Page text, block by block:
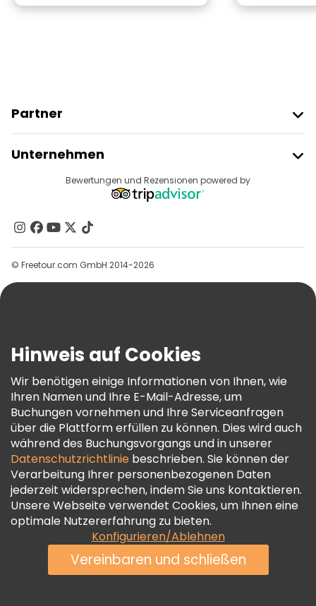
Partner
Anbieter-Anmeldung
Affiliate-Programm
Unternehmen
Reiseziele
Kontakt
Gruppen
Hilfe
AGB Und Rechtliches
Cookie-Richtlinie
Freetour Auszeichnungen
Treueprogramm
Bewertungen und Rezensionen powered by
© Freetour.com GmbH 2014-2026
Hinweis auf Cookies
Wir benötigen einige Informationen von Ihnen, wie
Ihren Namen und Ihre E-Mail-Adresse, um
Buchungen vornehmen und Ihre Serviceanfragen
über die Plattform erfüllen zu können. Dies wird auch
während des Buchungsvorgangs und in unserer
Datenschutzrichtlinie beschrieben. Sie können der
Verarbeitung Ihrer personenbezogenen Daten
jederzeit widersprechen, indem Sie uns kontaktieren.
Unsere Webseite verwendet Cookies, um Ihnen eine
optimale Nutzererfahrung zu bieten.
Konfigurieren/Ablehnen
Vereinbaren und schließen